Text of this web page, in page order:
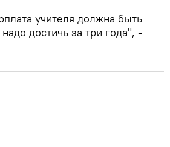
учителя должна быть
достичь за три года", -